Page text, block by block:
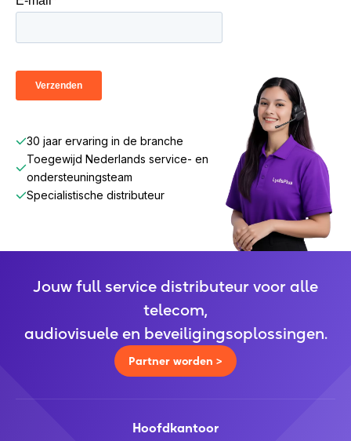
30 jaar ervaring in de branche
Toegewijd Nederlands service- en
ondersteuningsteam
Specialistische distributeur
Jouw full service distributeur voor alle
telecom,
audiovisuele en beveiligingsoplossingen.
Partner worden >
Hoofdkantoor